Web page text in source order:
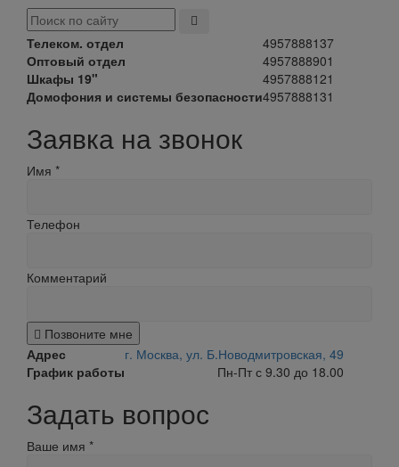
Телеком. отдел
4957888137
Оптовый отдел
4957888901
Шкафы 19"
4957888121
Домофония и системы безопасности4957888131
Заявка на звонок
Имя *
Телефон
Комментарий
Позвоните мне
Адрес
г. Москва, ул. Б.Новодмитровская, 49
График работы
Пн-Пт с 9.30 до 18.00
Задать вопрос
Ваше имя *